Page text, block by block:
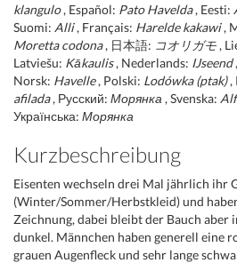
klangulo, Español: Pato Havelda, Eesti:
Suomi: Alli, Français: Harelde kakawi,
Moretta codona, 日本語: コオリガモ ,
Latviešu: Kākaulis, Nederlands: IJseend
Norsk: Havelle, Polski: Lodówka (ptak),
afilada, Русский: Морянка , Svenska:
Українська: Морянка
Kurzbeschreibung
Eisenten wechseln drei Mal jährlich ihr
(Winter/Sommer/Herbstkleid) und
Zeichnung, dabei bleibt der Bauch aber
dunkel. Männchen haben generell eine
grauen Augenfleck und sehr lange